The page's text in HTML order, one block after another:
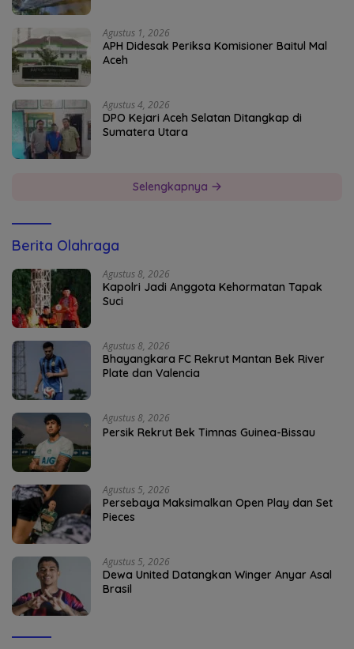
Agustus 1, 2026
APH Didesak Periksa Komisioner Baitul Mal
Aceh
Agustus 4, 2026
DPO Kejari Aceh Selatan Ditangkap di
Sumatera Utara
Selengkapnya
Berita Olahraga
Agustus 8, 2026
Kapolri Jadi Anggota Kehormatan Tapak
Suci
Agustus 8, 2026
Bhayangkara FC Rekrut Mantan Bek River
Plate dan Valencia
Agustus 8, 2026
Persik Rekrut Bek Timnas Guinea-Bissau
Agustus 5, 2026
Persebaya Maksimalkan Open Play dan Set
Pieces
Agustus 5, 2026
Dewa United Datangkan Winger Anyar Asal
Brasil